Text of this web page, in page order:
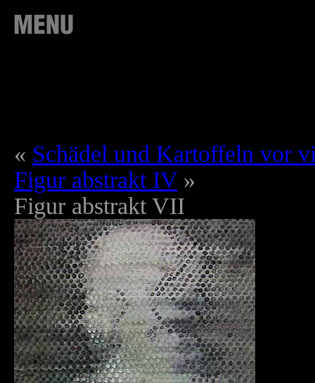
« Schädel und Kartoffeln vor
Figur abstrakt IV»
Figur abstrakt VII